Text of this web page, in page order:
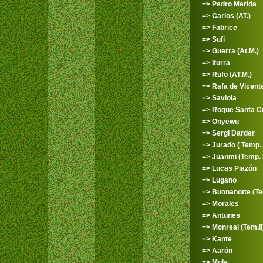
=> Pedro Merida
=> Carlos (AT.)
=> Fabrice
=> Sufi
=> Guerra (At.M.)
=> Iturra
=> Rufo (AT.M.)
=> Rafa de
=> Saviola
=> Roque Santa
=> Onyewu
=> Sergi Darder
=> Jurado ( Temp.
=> Juanmi (Temp.
=> Lucas Piazón
=> Lugano
=> Buonanotte
=> Morales
=> Antunes
=> Monreal
=> Kante
=> Aarón